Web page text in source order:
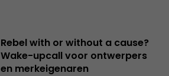
Rebel with or without a cause?
Wake-upcall voor ontwerpers
en merkeigenaren